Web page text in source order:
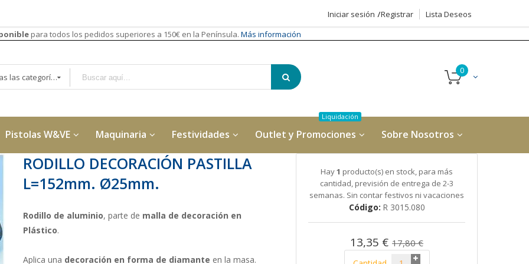
Iniciar sesión Registrar
Lista Deseos
para todos los pedidos superiores a 150€ en la Península. Más información
Todas las categorías
Pistolas W&VE Maquinaria Festividades Outlet y Promociones Sobre Nosotros
Hay1 producto(s) en stock, para más
cantidad, previsión de entrega de 2-3
semanas. Sin contar festivos ni vacaciones
Código R 3015.080
13,35 € 17,80 €
RODILLO DECORACIÓN PASTILLA
L=152mm. Ø25mm.
Rodillo de aluminio, parte de malla de decoración en
Plástico.
Aplica una decoración en forma de diamante en la masa.